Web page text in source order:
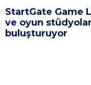
StartGate Game
ve oyun
buluşturuyor